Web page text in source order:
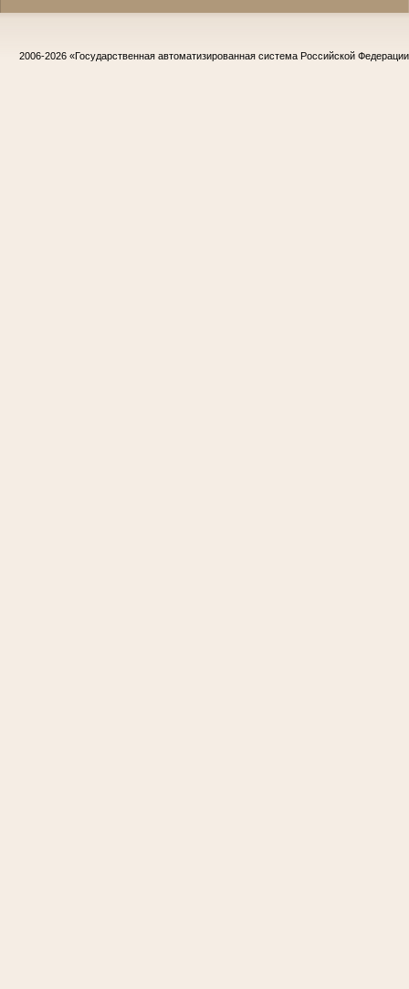
2006-2026 «Государственная автоматизированная система Российской